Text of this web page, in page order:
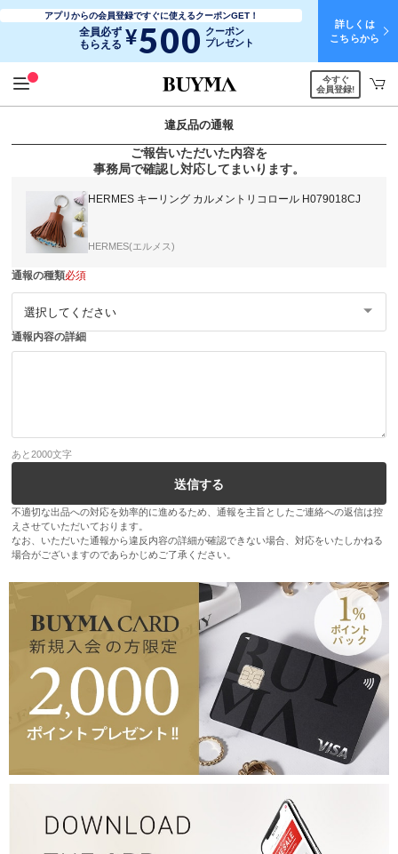
アプリからの会員登録ですぐに使えるクーポンGET！
全員必ず
もらえる ¥500 クーポン
プレゼント
詳しくは
こちらから
今すぐ
会員登録!
違反品の通報
ご報告いただいた内容を
事務局で確認し対応してまいります。
HERMES キーリング カルメントリコロール H079018CJ
HERMES(エルメス)
通報の種類必須
通報内容の詳細
あと2000文字
不適切な出品への対応を効率的に進めるため、通報を主旨としたご連絡への返信は控
えさせていただいております。
なお、いただいた通報から違反内容の詳細が確認できない場合、対応をいたしかねる
場合がございますのであらかじめご了承ください。